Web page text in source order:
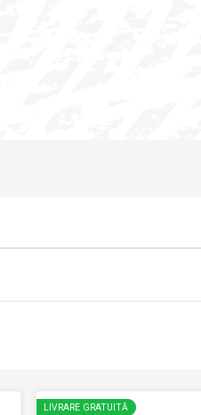
LIVRARE GRATUITĂ